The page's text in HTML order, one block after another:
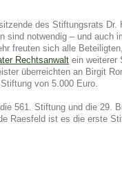
des Stiftungsrats Dr.
sind notwendig – und auch
freuten sich alle
Rechtsanwalt ein weiterer
überreichten an Birgit
von 5.000 Euro.
561. Stiftung und die 29.
Raesfeld ist es die erste